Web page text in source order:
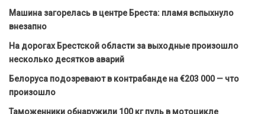
Машина загорелась в центре Бреста: пламя вспыхнуло
внезапно
На дорогах Брестской области за выходные произошло
несколько десятков аварий
Белоруса подозревают в контрабанде на €203 000 — что
произошло
Таможенники обнаружили 100 кг пуль в мотоцикле